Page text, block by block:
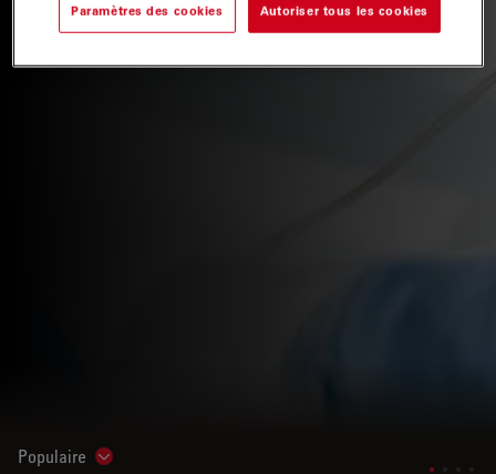
Populaire Show subnavigation
Paramètres des cookies Autoriser tous les cookies